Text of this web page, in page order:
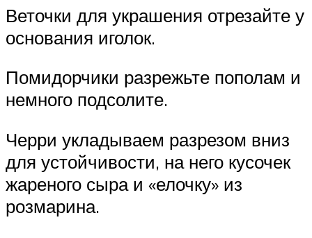
Веточки для украшения отрезайте у
основания иголок.
Помидорчики разрежьте пополам и
немного подсолите.
Черри укладываем разрезом вниз
для устойчивости, на него кусочек
жареного сыра и «елочку» из
розмарина.